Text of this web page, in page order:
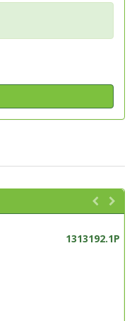
1313192.1P